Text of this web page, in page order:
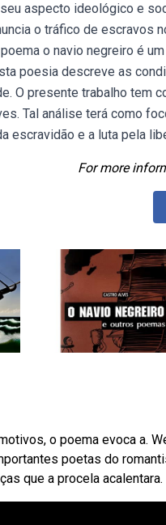
aspecto ideológico e
o tráfico de escravos
o navio negreiro é
poesia descreve as
O presente trabalho tem
Tal análise terá como
escravidão e a luta pela
For more
o poema evoca a.
poetas do
que a procela